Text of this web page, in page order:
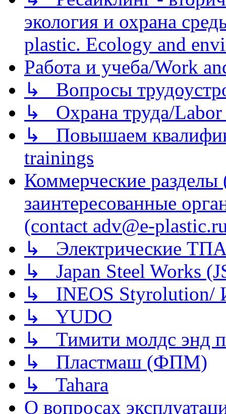
экология и охрана
plastic. Ecology and
Работа и учеба/Work
↳ Вопросы
↳ Охрана труда/Labor
↳ Повышаем
trainings
Коммерческие
заинтересованные
(contact adv@e-
↳ Электрические
↳ Japan Steel Works
↳ INEOS
↳ YUDO
↳ Тимити молдс энд
↳ Пластмаш (ФПМ)
↳ Tahara
О вопросах